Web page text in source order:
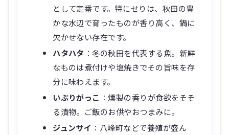
として定番です。特にせりは、秋田の豊
かな水辺で育ったものが香り高く、鍋に
欠かせない存在です。
ハタハタ ：冬の秋田を代表する魚。新鮮
なものは煮付けや塩焼きでその旨味を存
分に味わえます。
いぶりがっこ ：燻製の香りが食欲をそそ
る漬物。ご飯のお供やおつまみに。
ジュンサイ ：八峰町などで養殖が盛ん